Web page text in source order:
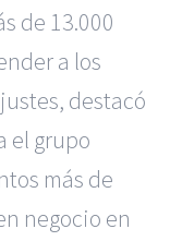
de 13.000
a los
destacó
el grupo
más de
negocio en